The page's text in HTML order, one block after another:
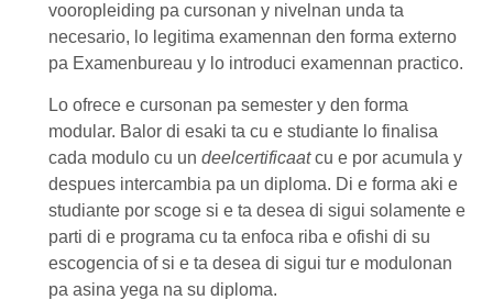
vooropleiding pa cursonan y nivelnan unda ta
necesario, lo legitima examennan den forma externo
pa Examenbureau y lo introduci examennan practico.
Lo ofrece e cursonan pa semester y den forma
modular. Balor di esaki ta cu e studiante lo finalisa
cada modulo cu un deelcertificaatcu e por acumula y
despues intercambia pa un diploma. Di e forma aki e
studiante por scoge si e ta desea di sigui solamente e
parti di e programa cu ta enfoca riba e ofishi di su
escogencia of si e ta desea di sigui tur e modulonan
pa asina yega na su diploma.